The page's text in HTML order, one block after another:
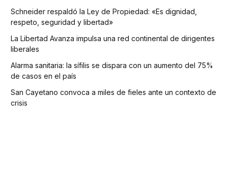
Schneider respaldó la Ley de Propiedad: «Es dignidad,
respeto, seguridad y libertad»
La Libertad Avanza impulsa una red continental de dirigentes
liberales
Alarma sanitaria: la sífilis se dispara con un aumento del 75%
de casos en el país
San Cayetano convoca a miles de fieles ante un contexto de
crisis